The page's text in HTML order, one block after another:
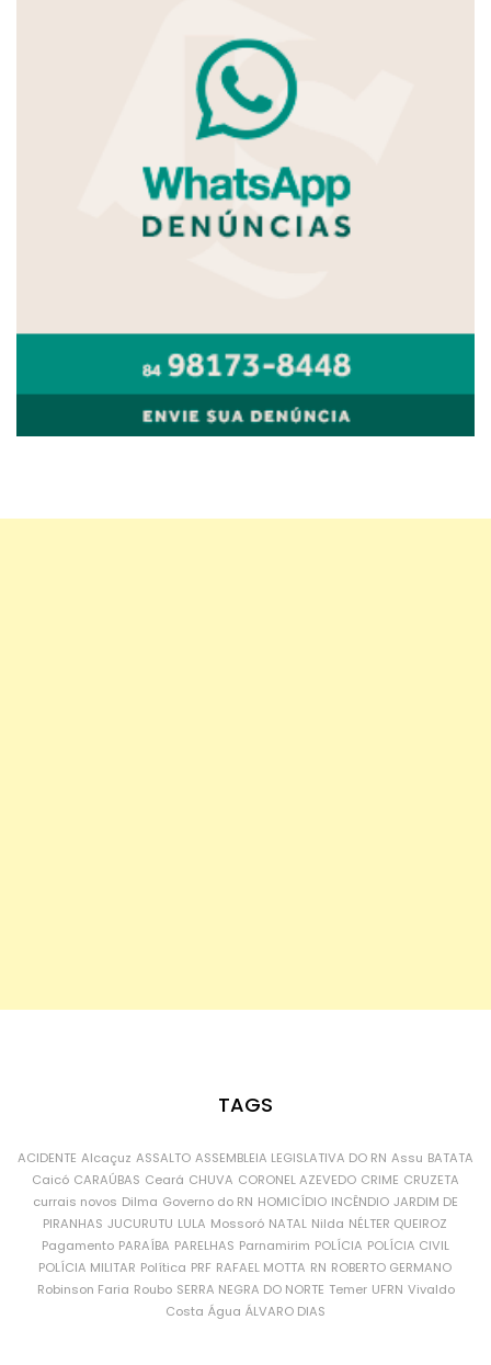
TAGS
ACIDENTE Alcaçuz ASSALTO ASSEMBLEIA LEGISLATIVA DO RN Assu BATATA
Caicó CARAÚBAS Ceará CHUVA CORONEL AZEVEDO CRIME CRUZETA
currais novos Dilma Governo do RN HOMICÍDIO INCÊNDIO JARDIM DE
PIRANHAS JUCURUTU LULA Mossoró NATAL Nilda NÉLTER QUEIROZ
Pagamento PARAÍBA PARELHAS Parnamirim POLÍCIA POLÍCIA CIVIL
POLÍCIA MILITAR Política PRF RAFAEL MOTTA RN ROBERTO GERMANO
Robinson Faria Roubo SERRA NEGRA DO NORTE Temer UFRN Vivaldo
Costa Água ÁLVARO DIAS